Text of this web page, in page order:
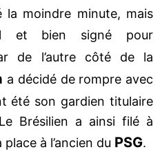
la moindre minute, mais
et bien signé pour
de l’autre côté de la
a décidé de rompre avec
été son gardien titulaire
Brésilien a ainsi filé à
place à l’ancien du PSG.